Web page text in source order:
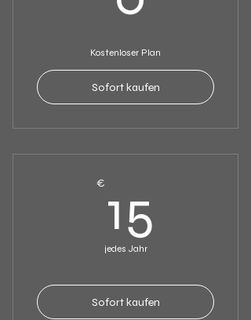
Kostenloser Plan
Sofort kaufen
€ 15
jedes Jahr
Sofort kaufen